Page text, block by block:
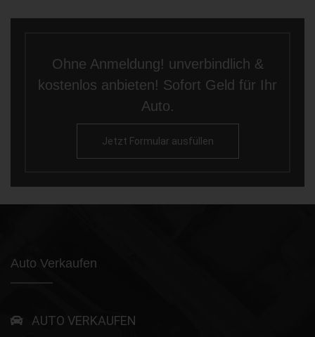
Ohne Anmeldung! unverbindlich &
kostenlos anbieten! Sofort Geld für Ihr
Auto.
Jetzt Formular ausfüllen
Auto Verkaufen
AUTO VERKAUFEN